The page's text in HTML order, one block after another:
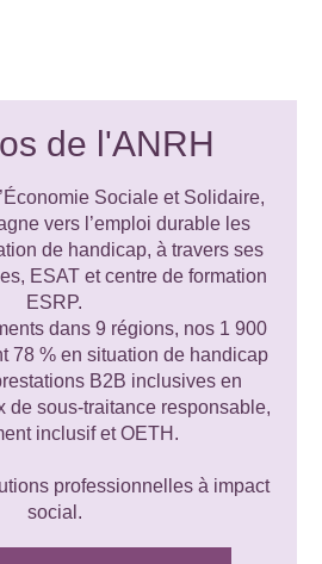
de l'ANRH
Sociale et Solidaire,
vers l’emploi durable les
de handicap, à travers ses
ESAT et centre de formation
ESRP.
dans 9 régions, nos 1 900
78 % en situation de handicap
B2B inclusives en
de sous-traitance responsable,
inclusif et OETH.
professionnelles à impact
social.